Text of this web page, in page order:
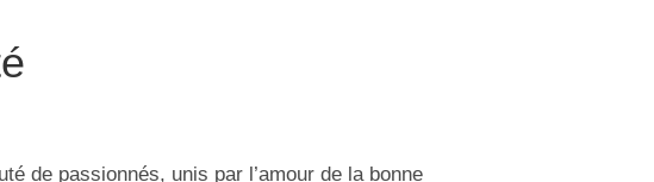
de passionnés, unis par l’amour de la bonne